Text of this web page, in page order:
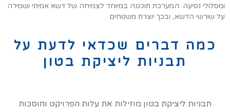
ומסלולי נסיעה. המערכת תוכננה במיוחד לצמיחה של דשא אמיתי ושמירה
על שורשי הדשא, ובכך יוצרת משטחים
כמה דברים שכדאי לדעת על
תבניות ליציקת בטון
תבניות ליציקת בטון מוזילות את עלות הפרויקט וחוסכות